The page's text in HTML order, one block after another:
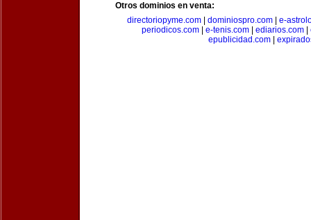
Otros dominios en venta:
directoriopyme.com| dominiospro.com| e-
periodicos.com| e-tenis.com| ediarios.com|
epublicidad.com|